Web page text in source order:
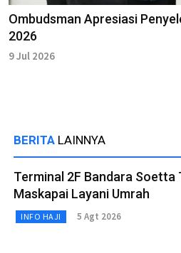
Ombudsman Apresiasi
2026
9 Jul 2026
BERITA LAINNYA
Terminal 2F Bandara Soetta
Maskapai Layani Umrah
INFO HAJI 5 Agt 2026